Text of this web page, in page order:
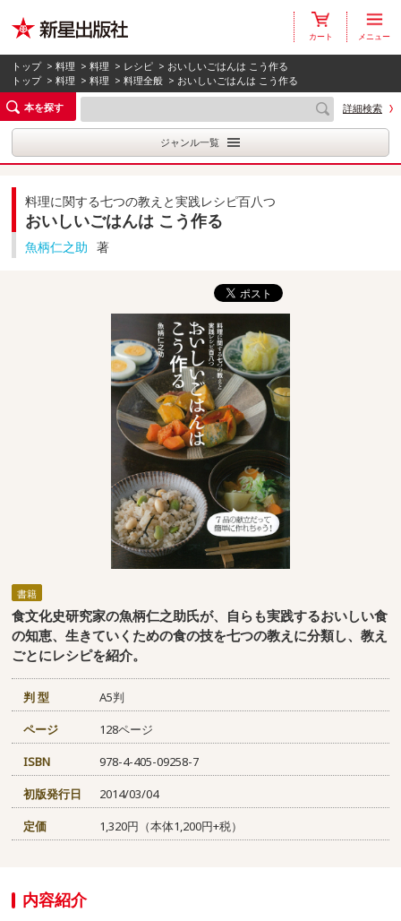
カート メニュー
トップ >料理 >料理 > レシピ > おいしいごはんは こう作る
トップ >料理 >料理 >料理全般 > おいしいごはんは こう作る
本を探す
詳細検索
ジャンル一覧
料理に関する七つの教えと実践レシピ百八つ
おいしいごはんは こう作る
魚柄仁之助 著
書籍
食文化史研究家の魚柄仁之助氏が、自らも実践するおいしい食
の知恵、生きていくための食の技を七つの教えに分類し、教え
ごとにレシピを紹介。
判 型
A5判
ページ
128ページ
ISBN
978-4-405-09258-7
初版発行日
2014/03/04
定価
1,320円（本体1,200円+税）
内容紹介